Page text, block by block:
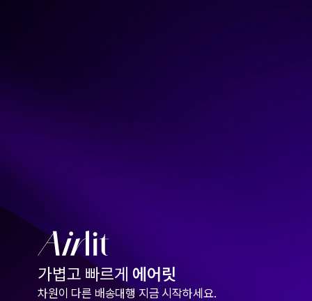
가볍고 빠르게 에어릿
차원이 다른 배송대행 지금 시작하세요.